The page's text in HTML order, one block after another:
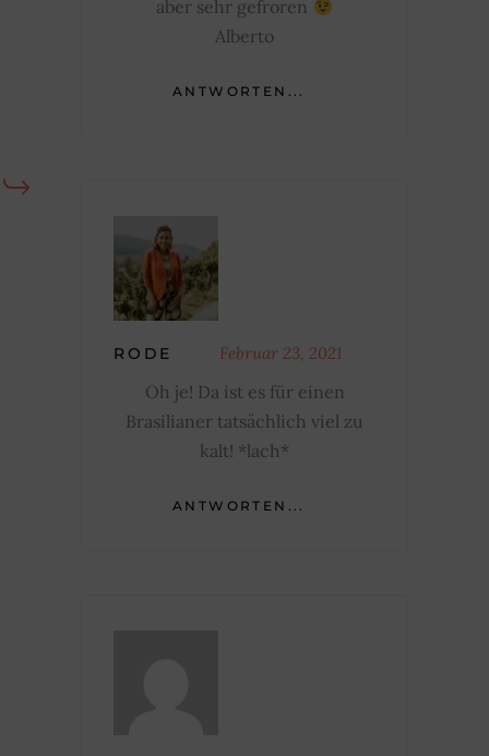
aber sehr gefroren
Alberto
ANTWORTEN...
RODE Februar 23, 2021
Oh je! Da ist es für einen
Brasilianer tatsächlich viel zu
kalt! *lach*
ANTWORTEN...